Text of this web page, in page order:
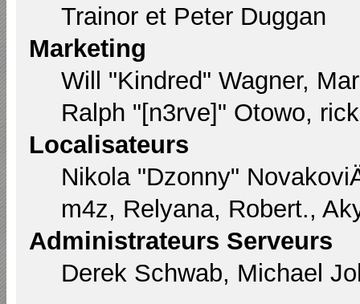
Trainor et Peter Duggan
Marketing
Will "Kindred" Wagner,
Ralph "[n3rve]" Otowo,
Localisateurs
Nikola "Dzonny"
m4z, Relyana, Robert.,
Administrateurs Serveurs
Derek Schwab, Michael